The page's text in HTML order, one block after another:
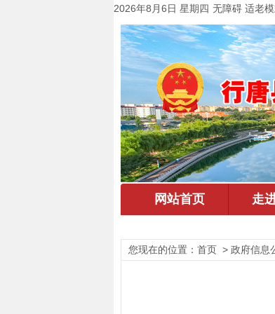
2026年8月6日 星期四 无障碍 适老
您现在的位置： 首页 > 政府信息